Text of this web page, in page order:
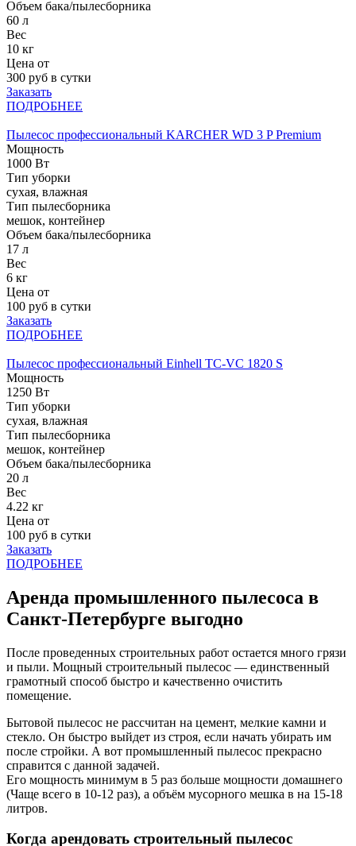
Объем бака/пылесборника
60 л
Вес
10 кг
Цена от
300 руб в сутки
Заказать
ПОДРОБНЕЕ
Пылесос профессиональный KARCHER WD 3 P Premium
Мощность
1000 Вт
Тип уборки
сухая, влажная
Тип пылесборника
мешок, контейнер
Объем бака/пылесборника
17 л
Вес
6 кг
Цена от
100 руб в сутки
Заказать
ПОДРОБНЕЕ
Пылесос профессиональный Einhell TC-VC 1820 S
Мощность
1250 Вт
Тип уборки
сухая, влажная
Тип пылесборника
мешок, контейнер
Объем бака/пылесборника
20 л
Вес
4.22 кг
Цена от
100 руб в сутки
Заказать
ПОДРОБНЕЕ
Аренда промышленного пылесоса в
Санкт-Петербурге выгодно
После проведенных строительных работ остается много грязи
и пыли. Мощный строительный пылесос — единственный
грамотный способ быстро и качественно очистить
помещение.
Бытовой пылесос не рассчитан на цемент, мелкие камни и
стекло. Он быстро выйдет из строя, если начать убирать им
после стройки. А вот промышленный пылесос прекрасно
справится с данной задачей.
Его мощность минимум в 5 раз больше мощности домашнего
(Чаще всего в 10-12 раз), а объём мусорного мешка в на 15-18
литров.
Когда арендовать строительный пылесос